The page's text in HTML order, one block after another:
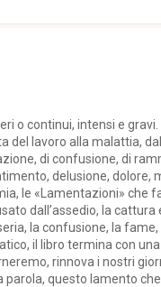
o continui, intensi e
del lavoro alla malattia,
di confusione, di
delusione,
le «Lamentazioni»
dall’assedio, la
la confusione, la
il libro termina con
rinnova i nostri
questo lamento